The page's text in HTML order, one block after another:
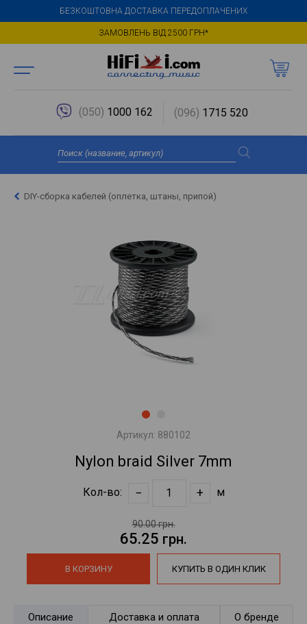
БЕЗКОШТОВНА ДОСТАВКА ПЕРЕДОПЛАЧЕНИХ
ЗАМОВЛЕНЬ ВІД 2500 ГРН*
(050) 1000 162 (096) 1715 520
DIY-сборка кабелей (оплетка, штаны, припой)
Артикул: 880102
Nylon braid Silver 7mm
Кол-во: − + м
90.00 грн.
65.25 грн.
В КОРЗИНУ КУПИТЬ В ОДИН КЛИК
Описание Доставка и оплата О бренде